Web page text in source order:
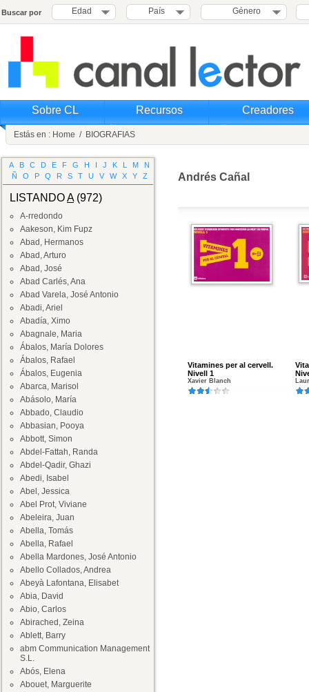
Buscar por Edad País Género
Sobre CL Recursos Creadores
Estás en : Home / BIOGRAFIAS
A B C D E F G H I J K L M
N
Ñ
O P Q R S T U V W X Y Z
LISTANDOA(972)
A-rredondo
Aakeson, Kim Fupz
Abad, Hermanos
Abad, Arturo
Abad, José
Abad Carlés, Ana
Abad Varela, José Antonio
Abadi, Ariel
Abadía, Ximo
Abagnale, Maria
Ábalos, María Dolores
Ábalos, Rafael
Ábalos, Eugenia
Abarca, Marisol
Abásolo, María
Abbado, Claudio
Abbasian, Pooya
Abbott, Simon
Abdel-Fattah, Randa
Abdel-Qadir, Ghazi
Abedi, Isabel
Abel, Jessica
Abel Prot, Viviane
Abeleira, Juan
Abella, Tomás
Abella, Rafael
Abella Mardones, José Antonio
Abello Collados, Andrea
Abeyà Lafontana, Elisabet
Abia, David
Abio, Carlos
Abirached, Zeina
Ablett, Barry
abm Communication Management
S.L.
Abós, Elena
Abouet, Marguerite
Andrés Cañal
Vitamines per al cervell.
Nivell 1
Xavier Blanch